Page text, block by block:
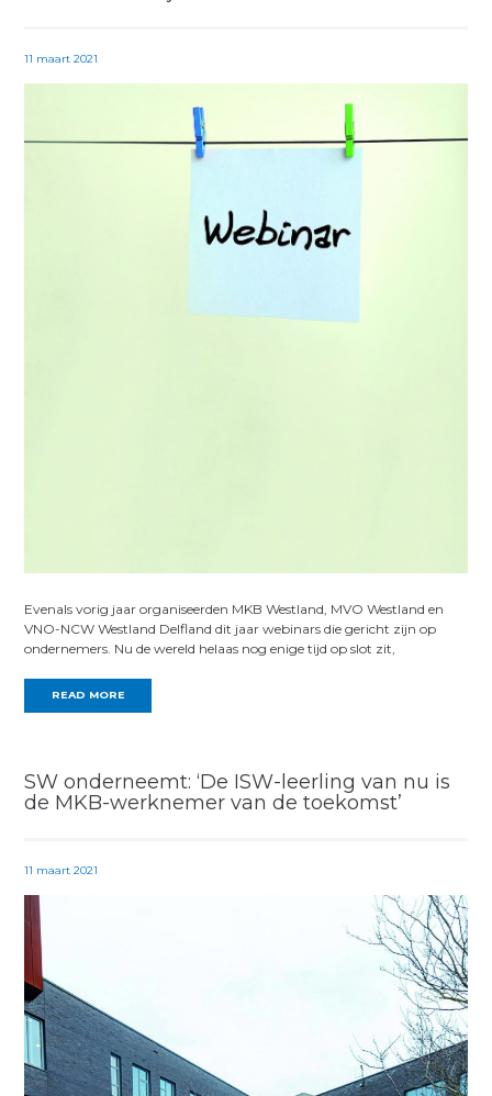
11 maart 2021
Evenals vorig jaar organiseerden MKB Westland, MVO Westland en
VNO-NCW Westland Delfland dit jaar webinars die gericht zijn op
ondernemers. Nu de wereld helaas nog enige tijd op slot zit,
READ MORE
SW onderneemt: ‘De ISW-leerling van nu is
de MKB-werknemer van de toekomst’
11 maart 2021